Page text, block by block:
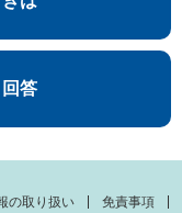
答
の取り扱い 免責事項